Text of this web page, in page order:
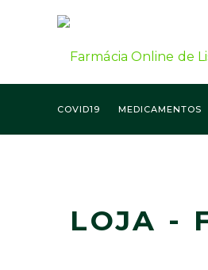
COVID19 MEDICAMENTOS
LOJA -